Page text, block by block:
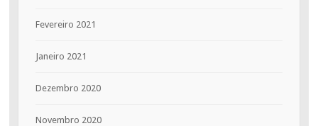
Fevereiro 2021
Janeiro 2021
Dezembro 2020
Novembro 2020